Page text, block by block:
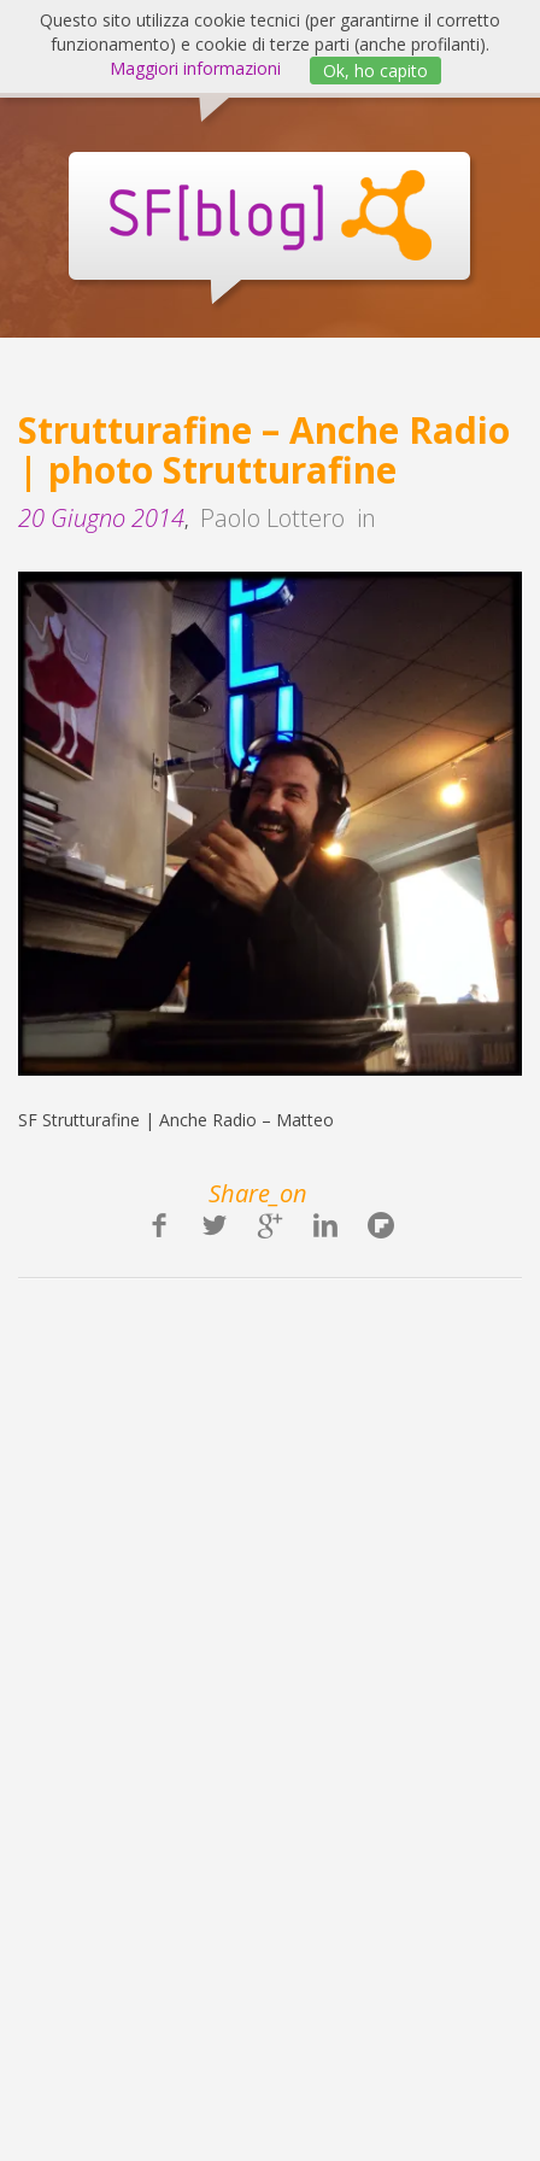
Salta
contenuto
Blog
Strutturafine – Anche Radio
| photo Strutturafine
20 Giugno 2014, Paolo Lottero in
SF Strutturafine | Anche Radio – Matteo
Share_on
Questo sito utilizza cookie tecnici (per garantirne il corretto
funzionamento) e cookie di terze parti (anche profilanti).
Maggiori informazioni
Ok, ho capito